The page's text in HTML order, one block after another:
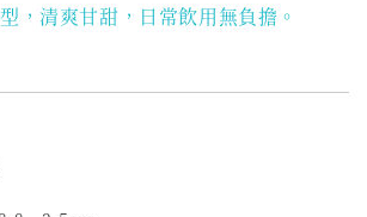
，清爽甘甜，日常飲用無負擔。